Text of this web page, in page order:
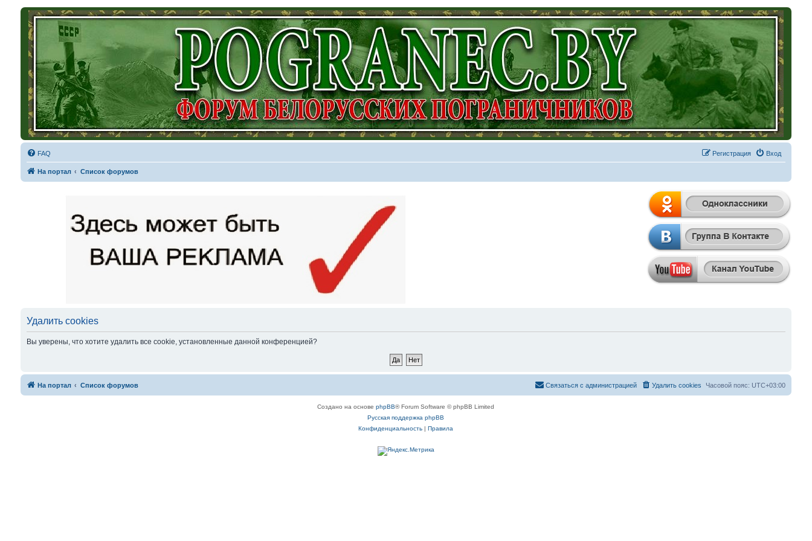
FAQ Вход
Регистрация
На портал Список форумов
Удалить cookies
Вы уверены, что хотите удалить все cookie, установленные данной конференцией?
На портал Список форумов Часовой пояс: UTC+03:00
Удалить cookies
Связаться с администрацией
Создано на основеphpBB® Forum Software © phpBB Limited
Русская поддержка phpBB
Конфиденциальность |Правила